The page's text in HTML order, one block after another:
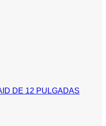
DE 12 PULGADAS